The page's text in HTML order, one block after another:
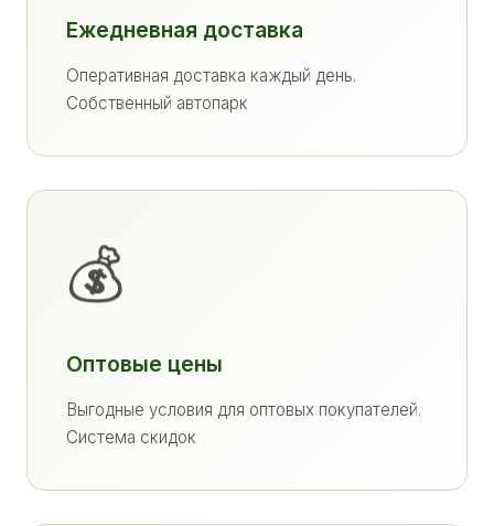
Ежедневная доставка
Оперативная доставка каждый день.
Собственный автопарк
💰
Оптовые цены
Выгодные условия для оптовых покупателей.
Система скидок